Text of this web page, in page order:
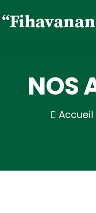
NOS
Accueil